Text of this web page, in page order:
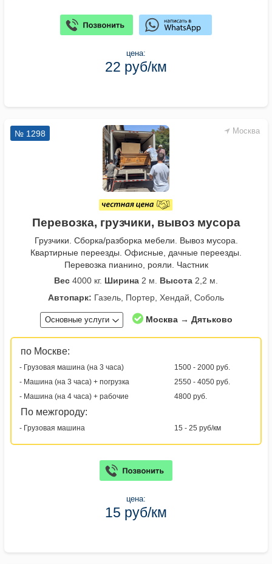
цена:
22 руб/км
Москва
№ 1298
Перевозка, грузчики, вывоз мусора
Грузчики. Сборка/разборка мебели. Вывоз мусора.
Квартирные переезды. Офисные, дачные переезды.
Перевозка пианино, рояли. Частник
Вес 4000 кг. Ширина 2 м. Высота 2,2 м.
Автопарк: Газель, Портер, Хендай, Соболь
Основные услуги Москва → Дятьково
по Москве:
- Грузовая машина (на 3 часа)
1500 - 2000 руб.
- Машина (на 3 часа) + погрузка
2550 - 4050 руб.
- Машина (на 4 часа) + рабочие
4800 руб.
По межгороду:
- Грузовая машина 15 - 25 руб/км
цена:
15 руб/км